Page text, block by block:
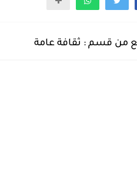
من قسم : ثقافة عامة